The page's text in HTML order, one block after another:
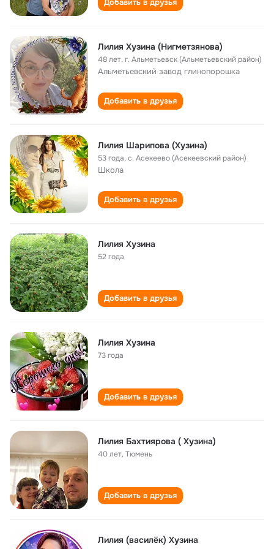
Добавить в друзья
Лилия Хузина (Нигметзянова)
48 лет,г. Альметьевск (Альметьевский район)
Альметьевский завод глинопорошка
Добавить в друзья
Лилия Шарипова (Хузина)
53 года,с. Асекеево (Асекеевский район)
Школа
Добавить в друзья
Лилия Хузина
52 года
Добавить в друзья
Лилия Хузина
73 года
Добавить в друзья
Лилия Бахтиярова ( Хузина)
40 лет,Тюмень
Добавить в друзья
Лилия (василёк) Хузина